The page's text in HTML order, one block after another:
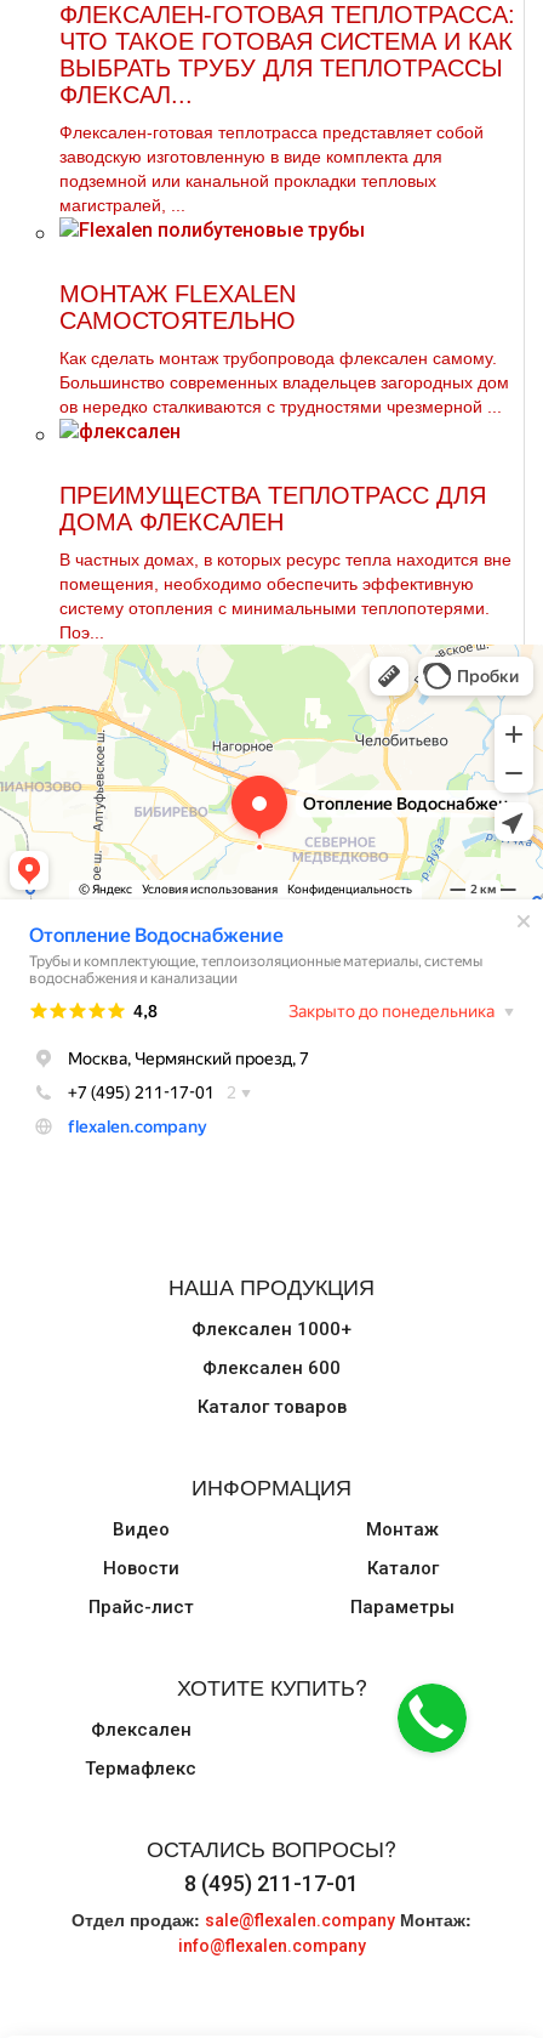
ФЛЕКСАЛЕН-ГОТОВАЯ ТЕПЛОТРАССА:
ЧТО ТАКОЕ ГОТОВАЯ СИСТЕМА И КАК
ВЫБРАТЬ ТРУБУ ДЛЯ ТЕПЛОТРАССЫ
ФЛЕКСАЛ...
Флексален-готовая теплотрасса представляет собой
заводскую изготовленную в виде комплекта для
подземной или канальной прокладки тепловых
магистралей, ...
МОНТАЖ FLEXALEN
САМОСТОЯТЕЛЬНО
Как сделать мoнтaж тpубопровода флексален самому.
Большинство современных владельцев загородных дoм
ов нередко сталкиваются с трудностями чрезмерной ...
ПРЕИМУЩЕСТВА ТЕПЛОТРАСС ДЛЯ
ДОМА ФЛЕКСАЛЕН
В частных домах, в которых ресурс тепла находится вне
помещения, необходимо обеспечить эффективную
систему отопления с минимальными теплопотерями.
Поэ...
НАША ПРОДУКЦИЯ
Флексален 1000+
Флексален 600
Каталог товаров
ИНФОРМАЦИЯ
Видео
Новости
Прайс-лист
Монтаж
Каталог
Параметры
ХОТИТЕ КУПИТЬ?
Флексален
Термафлекс
ОСТАЛИСЬ ВОПРОСЫ?
8 (495) 211-17-01
Отдел продаж: sale@flexalen.company Монтаж:
info@flexalen.company